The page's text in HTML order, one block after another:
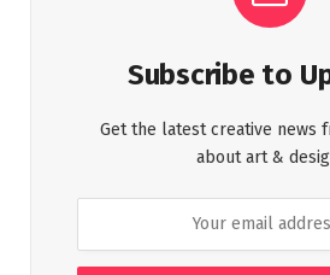
Subscribe to
Get the latest creative news
about art &